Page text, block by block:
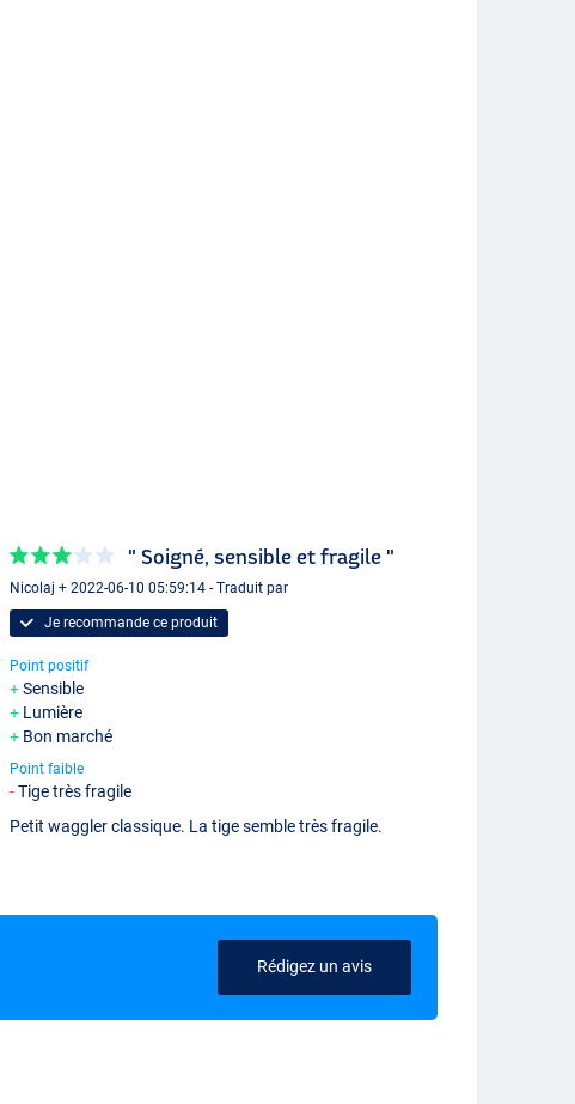
" Soigné, sensible et fragile "
Nicolaj + 2022-06-10 05:59:14 - Traduit par
Je recommande ce produit
Point positif
Sensible
Lumière
Bon marché
Point faible
Tige très fragile
Petit waggler classique. La tige semble très fragile.
Rédigez un avis